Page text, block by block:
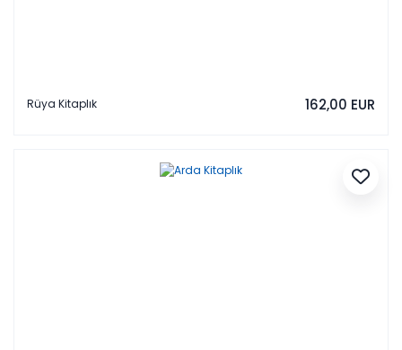
Rüya Kitaplık 162,00 EUR